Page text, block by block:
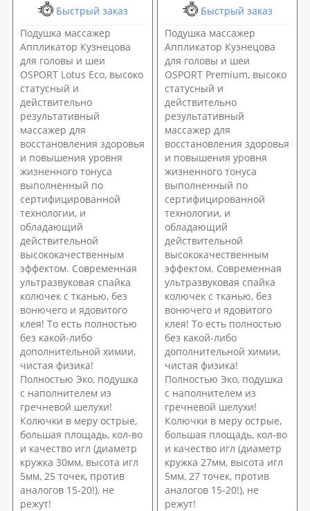
Быстрый заказ
Подушка массажер
Аппликатор Кузнецова
для головы и шеи
OSPORT Lotus Eco, высоко
статусный и
действительно
результативный
массажер для
восстановления здоровья
и повышения уровня
жизненного тонуса
выполненный по
сертифицированной
технологии, и
обладающий
действительной
высококачественным
эффектом. Современная
ультразвуковая спайка
колючек с тканью, без
вонючего и ядовитого
клея! То есть полностью
без какой-либо
дополнительной химии,
чистая физика!
Полностью Эко, подушка
с наполнителем из
гречневой шелухи!
Колючки в меру острые,
большая площадь, кол-во
и качество игл (диаметр
кружка 30мм, высота игл
5мм, 25 точек, против
аналогов 15-20!), не
режут!
Быстрый заказ
Подушка массажер
Аппликатор Кузнецова
для головы и шеи
OSPORT Premium, высоко
статусный и
действительно
результативный
массажер для
восстановления здоровья
и повышения уровня
жизненного тонуса
выполненный по
сертифицированной
технологии, и
обладающий
действительной
высококачественным
эффектом. Современная
ультразвуковая спайка
колючек с тканью, без
вонючего и ядовитого
клея! То есть полностью
без какой-либо
дополнительной химии,
чистая физика!
Полностью Эко, подушка
с наполнителем из
гречневой шелухи!
Колючки в меру острые,
большая площадь, кол-во
и качество игл (диаметр
кружка 27мм, высота игл
5мм, 27 точек, против
аналогов 15-20!), не
режут!